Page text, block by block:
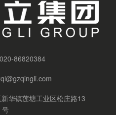
020-86820384
华镇莲塘工业区松庄路13
号